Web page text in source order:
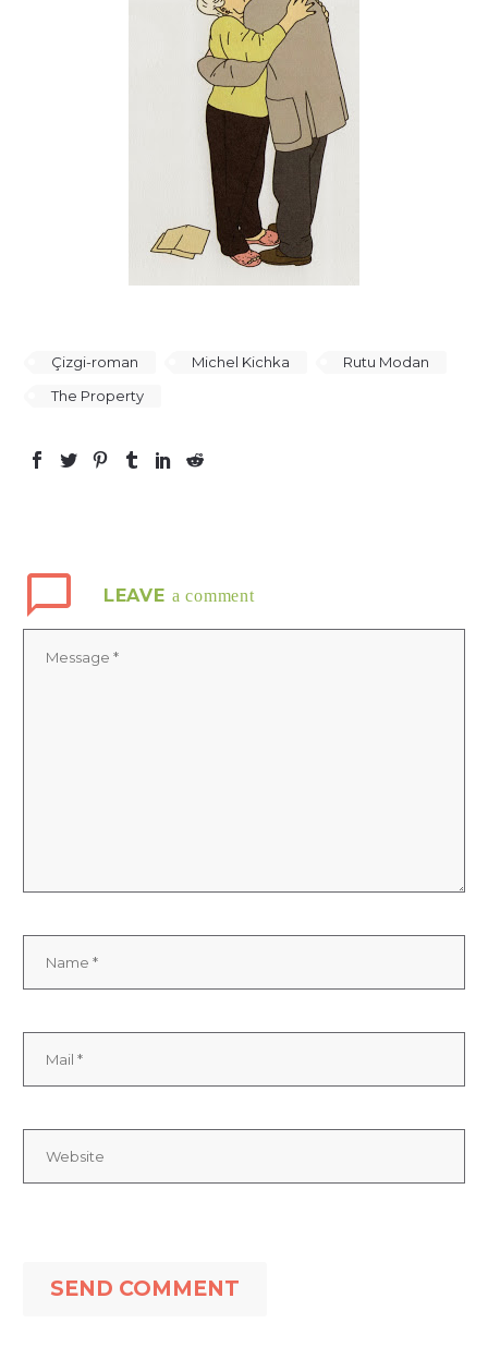
Çizgi-roman Michel Kichka
Rutu Modan
The Property
LEAVE a comment
SEND COMMENT